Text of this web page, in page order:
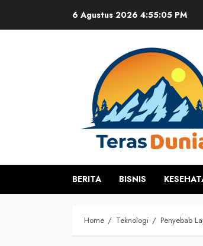
6 Agustus 2026 4:55:05 PM
BERITA BISNIS
Home Teknologi Penyebab